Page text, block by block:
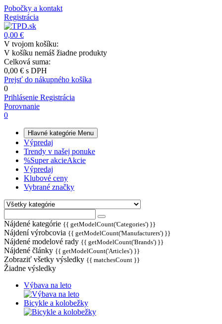
Pobočky a kontakt
Registrácia
0,00 €
V tvojom košíku:
V košíku nemáš žiadne produkty
Celková suma:
0,00 € s DPH
Prejsť do nákupného košíka
0
Prihlásenie Registrácia
Porovnanie
0
Hlavné kategórie Menu
Výpredaj
Trendy v našej ponuke
%Super akcieAkcie
Výpredaj
Klubové ceny
Vybrané značky
Nájdené kategórie {{ getModelCount('Categories') }}
Nájdení výrobcovia {{ getModelCount('Manufacturers') }}
Nájdené modelové rady {{ getModelCount('Brands') }}
Nájdené články {{ getModelCount('Articles') }}
Zobraziť všetky výsledky {{ matchesCount }}
Žiadne výsledky
Výbava na leto
Bicykle a kolobežky